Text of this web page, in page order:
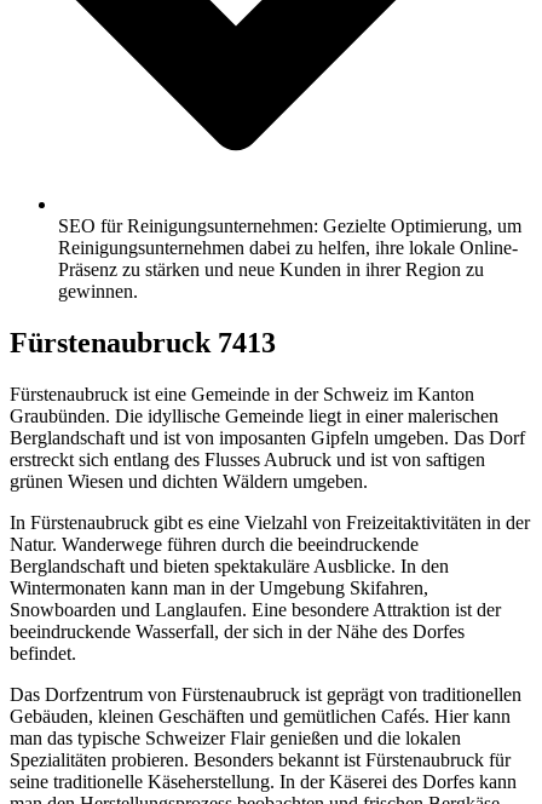
SEO für Reinigungsunternehmen: Gezielte Optimierung, um
Reinigungsunternehmen dabei zu helfen, ihre lokale Online-
Präsenz zu stärken und neue Kunden in ihrer Region zu
gewinnen.
Fürstenaubruck 7413
Fürstenaubruck ist eine Gemeinde in der Schweiz im Kanton
Graubünden. Die idyllische Gemeinde liegt in einer malerischen
Berglandschaft und ist von imposanten Gipfeln umgeben. Das Dorf
erstreckt sich entlang des Flusses Aubruck und ist von saftigen
grünen Wiesen und dichten Wäldern umgeben.
In Fürstenaubruck gibt es eine Vielzahl von Freizeitaktivitäten in der
Natur. Wanderwege führen durch die beeindruckende
Berglandschaft und bieten spektakuläre Ausblicke. In den
Wintermonaten kann man in der Umgebung Skifahren,
Snowboarden und Langlaufen. Eine besondere Attraktion ist der
beeindruckende Wasserfall, der sich in der Nähe des Dorfes
befindet.
Das Dorfzentrum von Fürstenaubruck ist geprägt von traditionellen
Gebäuden, kleinen Geschäften und gemütlichen Cafés. Hier kann
man das typische Schweizer Flair genießen und die lokalen
Spezialitäten probieren. Besonders bekannt ist Fürstenaubruck für
seine traditionelle Käseherstellung. In der Käserei des Dorfes kann